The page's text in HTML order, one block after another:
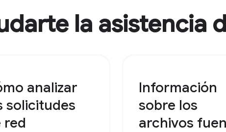
la asistencia
analizar
solicitudes
red
Información
sobre los
archivos